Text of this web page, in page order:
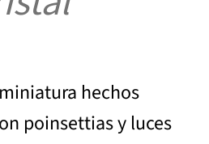
hechos
poinsettias y luces